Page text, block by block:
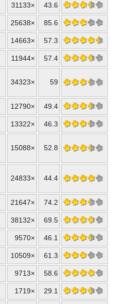
31133× 43.6
25638× 85.6
14663× 57.3
11944× 57.4
34323× 59
12790× 49.4
13322× 46.3
15088× 52.8
24833× 44.4
21647× 74.2
38132× 69.5
9570× 46.1
10509× 61.3
9713× 58.6
1719× 29.1